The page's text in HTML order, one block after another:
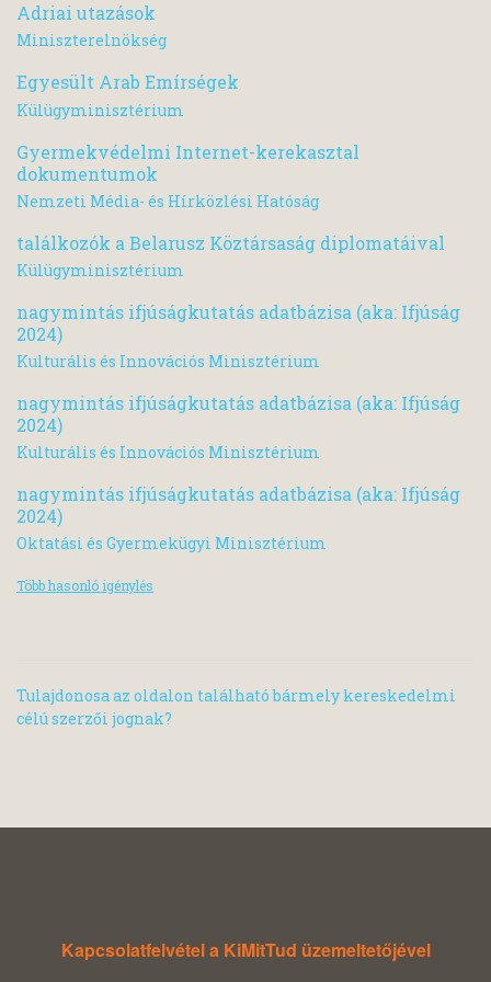
Adriai utazások
Miniszterelnökség
Egyesült Arab Emírségek
Külügyminisztérium
Gyermekvédelmi Internet-kerekasztal
dokumentumok
Nemzeti Média- és Hírközlési Hatóság
találkozók a Belarusz Köztársaság diplomatáival
Külügyminisztérium
nagymintás ifjúságkutatás adatbázisa (aka: Ifjúság
2024)
Kulturális és Innovációs Minisztérium
nagymintás ifjúságkutatás adatbázisa (aka: Ifjúság
2024)
Kulturális és Innovációs Minisztérium
nagymintás ifjúságkutatás adatbázisa (aka: Ifjúság
2024)
Oktatási és Gyermekügyi Minisztérium
Több hasonló igénylés
Tulajdonosa az oldalon található bármely kereskedelmi
célú szerzői jognak?
Kapcsolatfelvétel a KiMitTud üzemeltetőjével